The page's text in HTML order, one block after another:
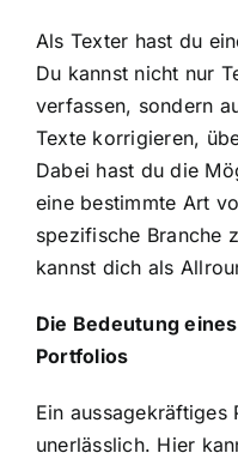
Als Texter hast du
Du kannst nicht nur
verfassen, sondern
Texte korrigieren,
Dabei hast du die
eine bestimmte Art
spezifische Branche
kannst dich als
Die Bedeutung
Portfolios
Ein
unerlässlich. Hier